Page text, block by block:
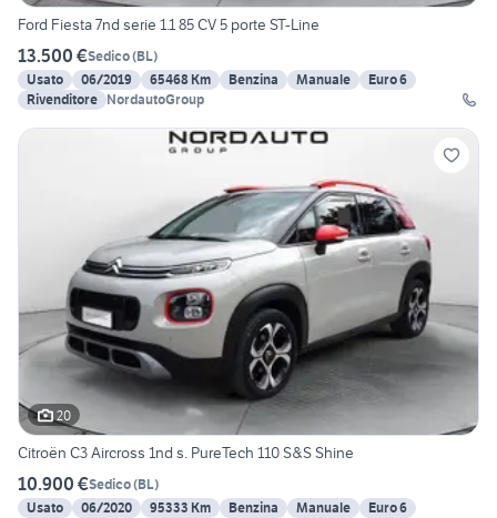
Ford Fiesta 7nd serie 1.1 85 CV 5 porte ST-Line
13.500 €Sedico(BL)
Usato
06/2019 65468 Km Benzina Manuale
Euro 6
Rivenditore NordautoGroup
20
Citroën C3 Aircross 1nd s. PureTech 110 S&S Shine
10.900 €Sedico(BL)
Usato
06/2020 95333 Km Benzina Manuale
Euro 6